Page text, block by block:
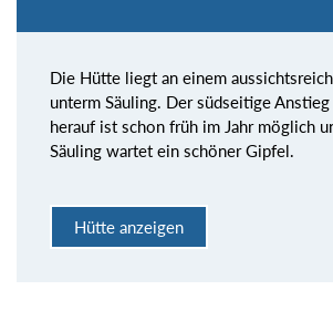
Die Hütte liegt an einem
unterm Säuling. Der südseitige
herauf ist schon früh im Jahr möglich
Säuling wartet ein schöner Gipfel.
Hütte anzeigen